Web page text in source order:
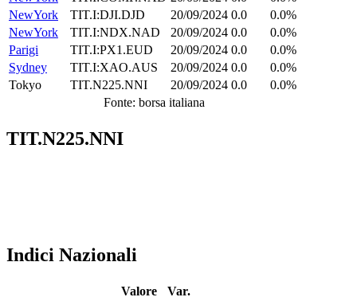
NewYork
TIT.I:DJI.DJD 20/09/2024 0.0
0.0%
NewYork
TIT.I:NDX.NAD 20/09/2024 0.0
0.0%
Parigi
TIT.I:PX1.EUD 20/09/2024 0.0
0.0%
Sydney
TIT.I:XAO.AUS 20/09/2024 0.0
0.0%
Tokyo
TIT.N225.NNI 20/09/2024 0.0
0.0%
Fonte: borsa italiana
TIT.N225.NNI
Indici Nazionali
Valore
Var.